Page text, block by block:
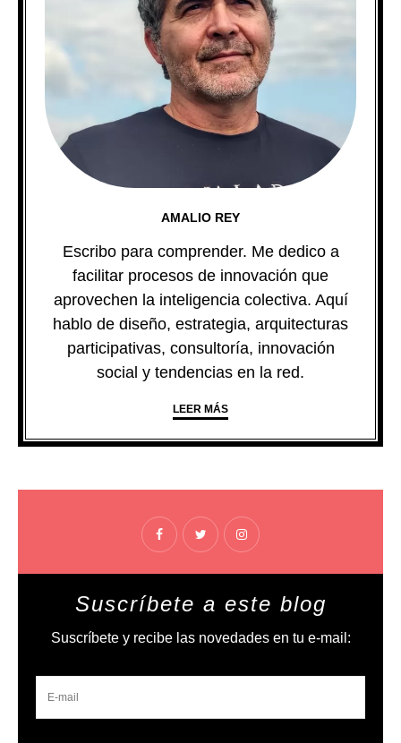
AMALIO REY
Escribo para comprender. Me dedico a
facilitar procesos de innovación que
aprovechen la inteligencia colectiva. Aquí
hablo de diseño, estrategia, arquitecturas
participativas, consultoría, innovación
social y tendencias en la red.
LEER MÁS
Suscríbete a este blog
Suscríbete y recibe las novedades en tu e-mail: